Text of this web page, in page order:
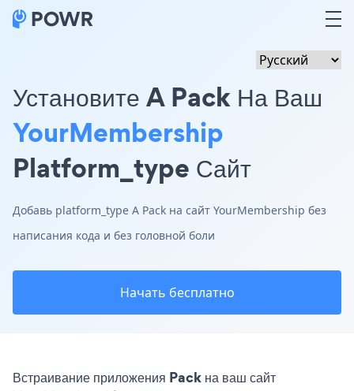
Установите A Pack На Ваш
YourMembership
Platform_type Сайт
Добавь platform_type A Pack на сайт YourMembership без
написания кода и без головной боли
Начать бесплатно
Встраивание приложения Pack на ваш сайт